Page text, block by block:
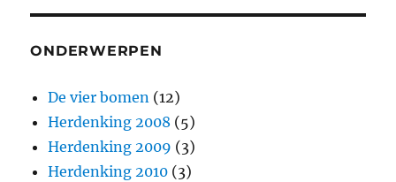
ONDERWERPEN
De vier bomen (12)
Herdenking 2008 (5)
Herdenking 2009 (3)
Herdenking 2010 (3)